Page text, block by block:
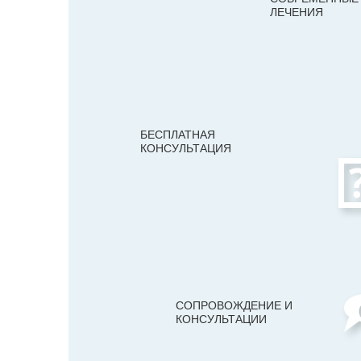
СОПРОВОЖДЕНИЕ И
КОНСУЛЬТАЦИИ
БЕСПЛАТНАЯ
КОНСУЛЬТАЦИЯ
ЛЕЧЕНИЯ